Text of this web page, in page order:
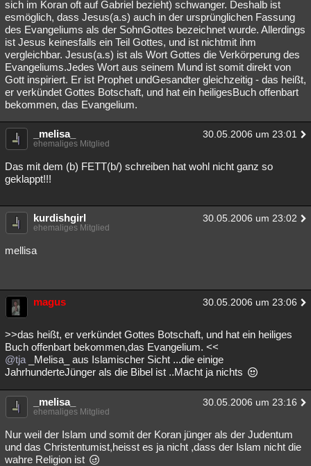
sich im Koran oft auf Gabriel bezieht) schwanger. Deshalb ist
esmöglich, dass Jesus(a.s) auch in der ursprünglichen Fassung
des Evangeliums als der SohnGottes bezeichnet wurde. Allerdings
ist Jesus keinesfalls ein Teil Gottes, und ist nichtmit ihm
vergleichbar. Jesus(a.s) ist als Wort Gottes die Verkörperung des
Evangeliums.Jedes Wort aus seinem Mund ist somit direkt von
Gott inspiriert. Er ist Prophet undGesandter gleichzeitig - das heißt,
er verkündet Gottes Botschaft, und hat ein heiligesBuch offenbart
bekommen, das Evangelium.
_melisa_ 30.05.2006 um 23:01
ehemaliges Mitglied
Das mit dem (b) FETT(b/) schreiben hat wohl nicht ganz so
geklappt!!!
kurdishgirl 30.05.2006 um 23:02
ehemaliges Mitglied
mellisa
magus 30.05.2006 um 23:06
>>das heißt, er verkündet Gottes Botschaft, und hat ein heiliges
Buch offenbart bekommen,das Evangelium. <<
@tja _Melisa_ aus Islamischer Sicht ...die einige
JahrhunderteJünger als die Bibel ist ..Macht ja nichts
_melisa_ 30.05.2006 um 23:16
ehemaliges Mitglied
Nur weil der Islam und somit der Koran jünger als der Judentum
und das Christentumist,heisst es ja nicht ,dass der Islam nicht die
wahre Religion ist